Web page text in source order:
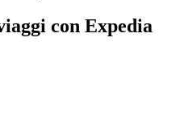
con Expedia